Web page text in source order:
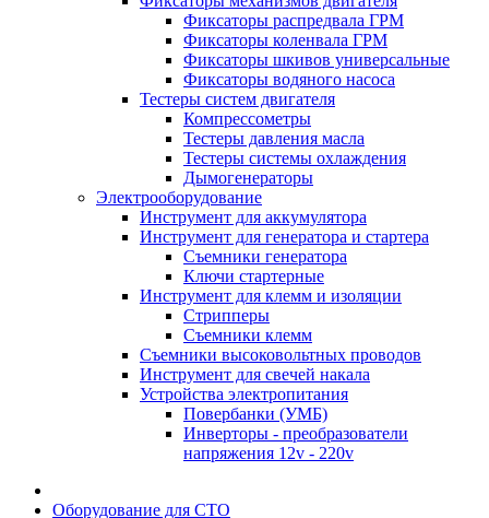
Фиксаторы распредвала ГРМ
Фиксаторы коленвала ГРМ
Фиксаторы шкивов универсальные
Фиксаторы водяного насоса
Тестеры систем двигателя
Компрессометры
Тестеры давления масла
Тестеры системы охлаждения
Дымогенераторы
Электрооборудование
Инструмент для аккумулятора
Инструмент для генератора и стартера
Съемники генератора
Ключи стартерные
Инструмент для клемм и изоляции
Стрипперы
Съемники клемм
Съемники высоковольтных проводов
Инструмент для свечей накала
Устройства электропитания
Повербанки (УМБ)
Инверторы - преобразователи
напряжения 12v - 220v
Оборудование для СТО